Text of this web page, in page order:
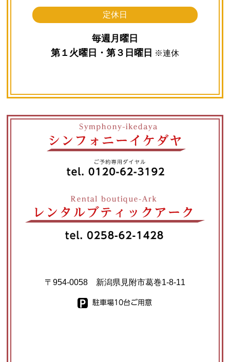
定休日
毎週月曜日
第１火曜日・第３日曜日 ※連休
〒954-0058 新潟県見附市葛巻1-8-11